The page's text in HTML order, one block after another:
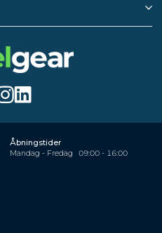
Åbningstider
Mandag - Fredag
09:00 - 16:00